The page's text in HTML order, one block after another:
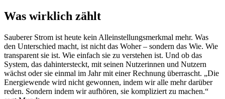
Was wirklich zählt
Sauberer Strom ist heute kein Alleinstellungsmerkmal mehr. Was
den Unterschied macht, ist nicht das Woher – sondern das Wie. Wie
transparent sie ist. Wie einfach sie zu verstehen ist. Und ob das
System, das dahintersteckt, mit seinen Nutzerinnen und Nutzern
wächst oder sie einmal im Jahr mit einer Rechnung überrascht. „Die
Energiewende wird nicht gewonnen, indem wir alle mehr darüber
reden. Sondern indem wir aufhören, sie kompliziert zu machen.“